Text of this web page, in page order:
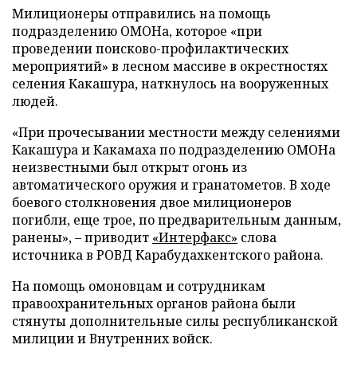
Милиционеры отправились на помощь
подразделению ОМОНа, которое «при
проведении поисково-профилактических
мероприятий» в лесном массиве в окрестностях
селения Какашура, наткнулось на вооруженных
людей.
«При прочесывании местности между селениями
Какашура и Какамаха по подразделению ОМОНа
неизвестными был открыт огонь из
автоматического оружия и гранатометов. В ходе
боевого столкновения двое милиционеров
погибли, еще трое, по предварительным данным,
ранены», – приводит «Интерфакс» слова
источника в РОВД Карабудахкентского района.
На помощь омоновцам и сотрудникам
правоохранительных органов района были
стянуты дополнительные силы республиканской
милиции и Внутренних войск.